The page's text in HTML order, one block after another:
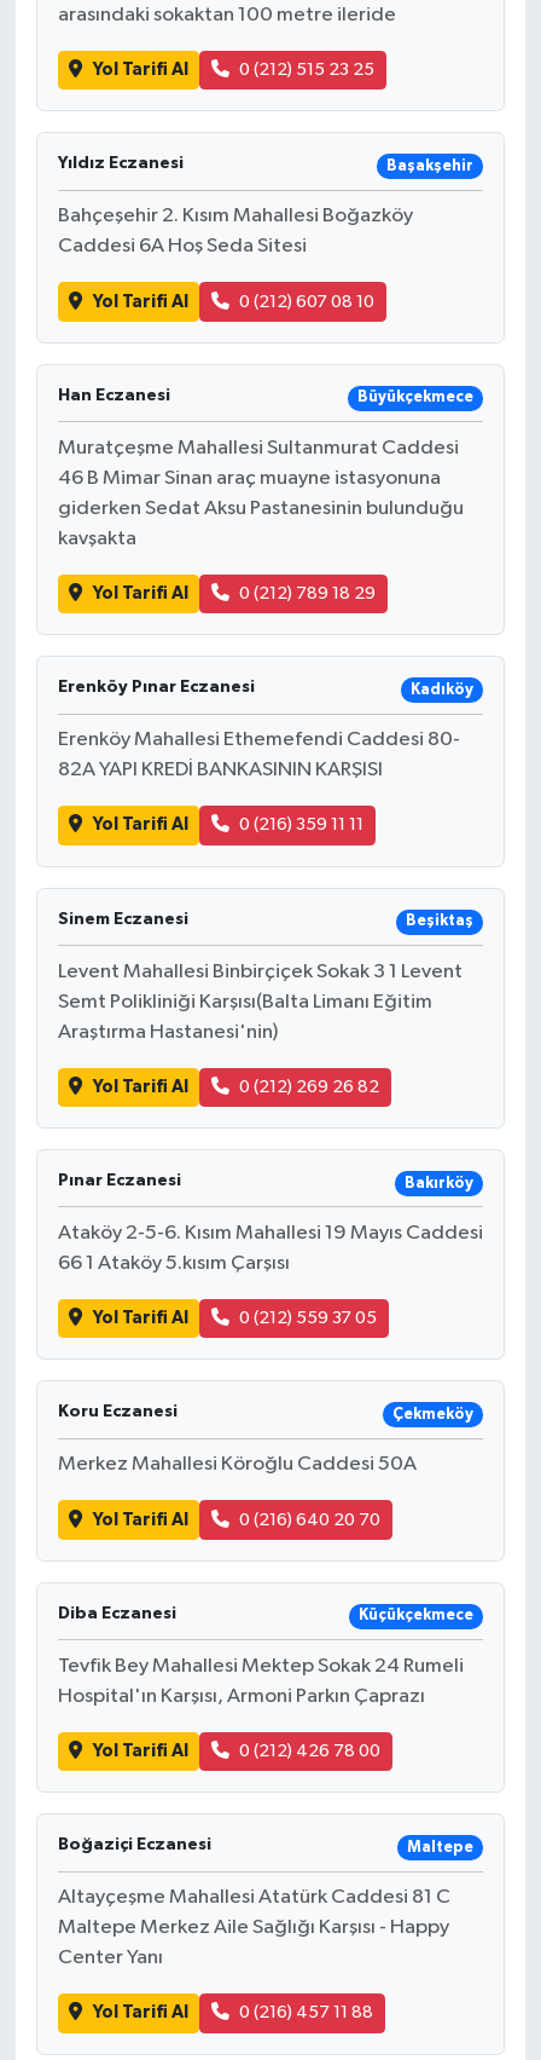
arasındaki sokaktan 100 metre ileride
Yol Tarifi Al 0 (212) 515 23 25
Yıldız Eczanesi Başakşehir
Bahçeşehir 2. Kısım Mahallesi Boğazköy
Caddesi 6A Hoş Seda Sitesi
Yol Tarifi Al 0 (212) 607 08 10
Han Eczanesi Büyükçekmece
Muratçeşme Mahallesi Sultanmurat Caddesi
46 B Mimar Sinan araç muayne istasyonuna
giderken Sedat Aksu Pastanesinin bulunduğu
kavşakta
Yol Tarifi Al 0 (212) 789 18 29
Erenköy Pınar Eczanesi Kadıköy
Erenköy Mahallesi Ethemefendi Caddesi 80-
82A YAPI KREDİ BANKASININ KARŞISI
Yol Tarifi Al 0 (216) 359 11 11
Sinem Eczanesi Beşiktaş
Levent Mahallesi Binbirçiçek Sokak 3 1 Levent
Semt Polikliniği Karşısı(Balta Limanı Eğitim
Araştırma Hastanesi'nin)
Yol Tarifi Al 0 (212) 269 26 82
Pınar Eczanesi Bakırköy
Ataköy 2-5-6. Kısım Mahallesi 19 Mayıs Caddesi
66 1 Ataköy 5.kısım Çarşısı
Yol Tarifi Al 0 (212) 559 37 05
Koru Eczanesi Çekmeköy
Merkez Mahallesi Köroğlu Caddesi 50A
Yol Tarifi Al 0 (216) 640 20 70
Diba Eczanesi Küçükçekmece
Tevfik Bey Mahallesi Mektep Sokak 24 Rumeli
Hospital'ın Karşısı, Armoni Parkın Çaprazı
Yol Tarifi Al 0 (212) 426 78 00
Boğaziçi Eczanesi Maltepe
Altayçeşme Mahallesi Atatürk Caddesi 81 C
Maltepe Merkez Aile Sağlığı Karşısı - Happy
Center Yanı
Yol Tarifi Al 0 (216) 457 11 88